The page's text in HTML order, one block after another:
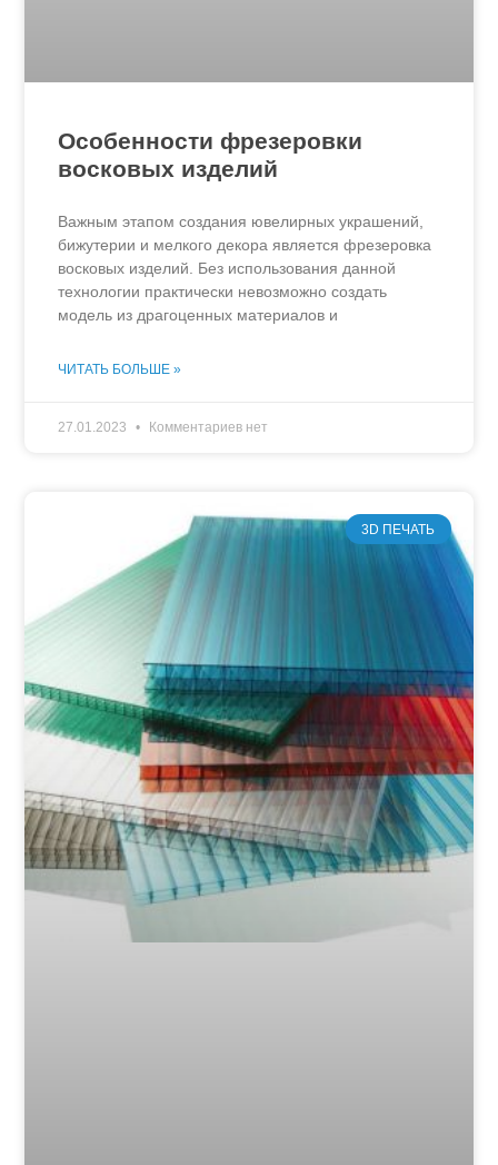
Особенности фрезеровки
восковых изделий
Важным этапом создания ювелирных украшений,
бижутерии и мелкого декора является фрезеровка
восковых изделий. Без использования данной
технологии практически невозможно создать
модель из драгоценных материалов и
ЧИТАТЬ БОЛЬШЕ »
27.01.2023 Комментариев нет
3D ПЕЧАТЬ